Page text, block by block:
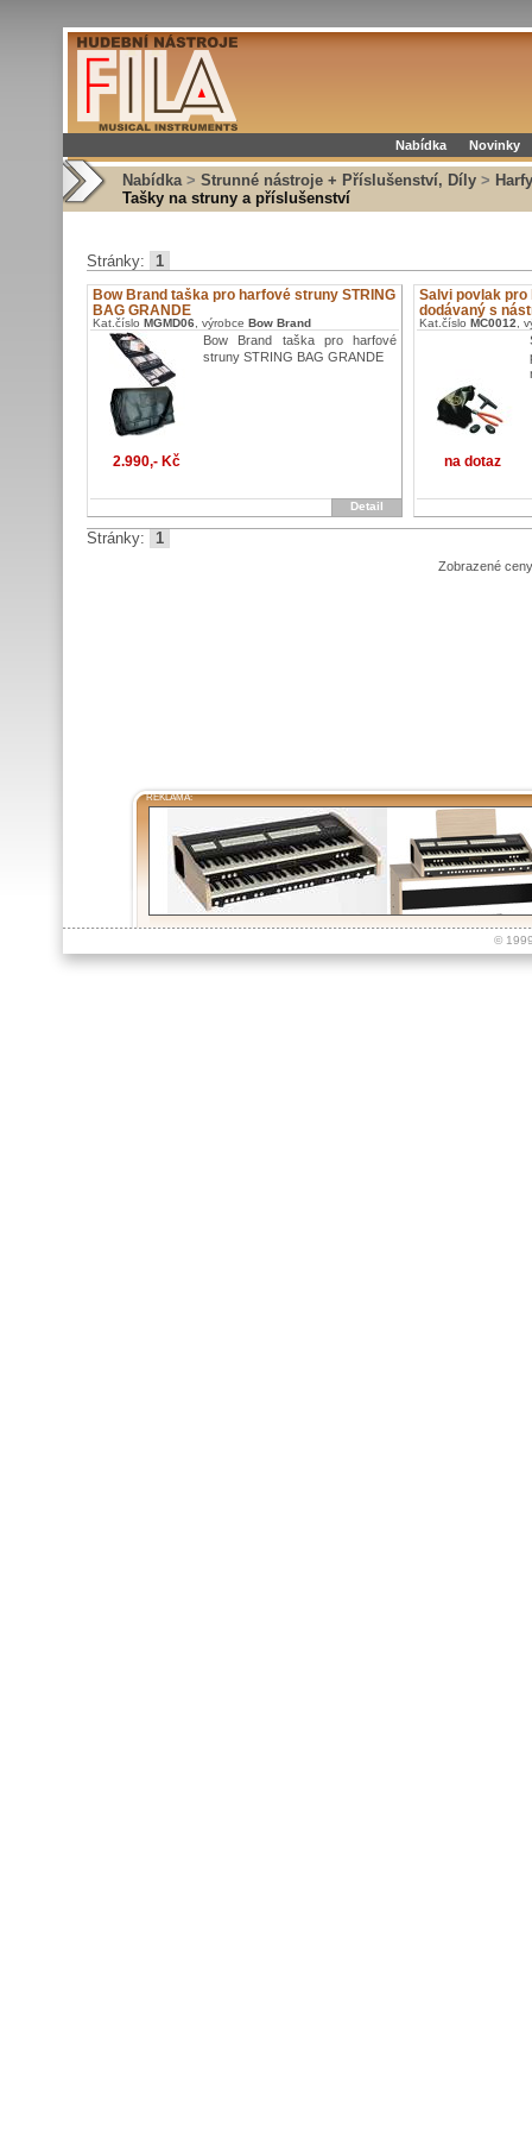
Nabídka Novinky
Nabídka > Strunné nástroje + Příslušenství, Díly >
Tašky na struny a příslušenství
Stránky: 1
Bow Brand taška pro harfové struny STRING
BAG GRANDE
Kat.číslo MGMD06 , výrobce Bow Brand
Bow Brand taška pro harfové
struny STRING BAG GRANDE
2.990,- Kč
Detail
Salvi povlak
dodávaný s
Kat.číslo MC0012 ,
na dotaz
Stránky: 1
Zobrazené
REKLAMA:
©